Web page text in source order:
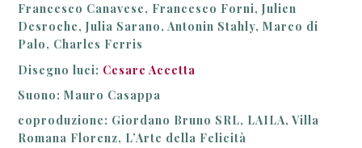
CONTATTI
Francesco Canavese, Francesco Forni, Julien
Desroche, Julia Sarano, Antonin Stahly, Marco di
Palo, Charles Ferris
Disegno luci: Cesare Accetta
Suono: Mauro Casappa
coproduzione: Giordano Bruno SRL, LAILA, Villa
Romana Florenz, L’Arte della Felicità